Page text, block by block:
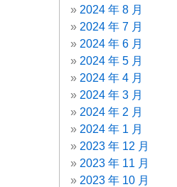
2024 年 8 月
2024 年 7 月
2024 年 6 月
2024 年 5 月
2024 年 4 月
2024 年 3 月
2024 年 2 月
2024 年 1 月
2023 年 12 月
2023 年 11 月
2023 年 10 月